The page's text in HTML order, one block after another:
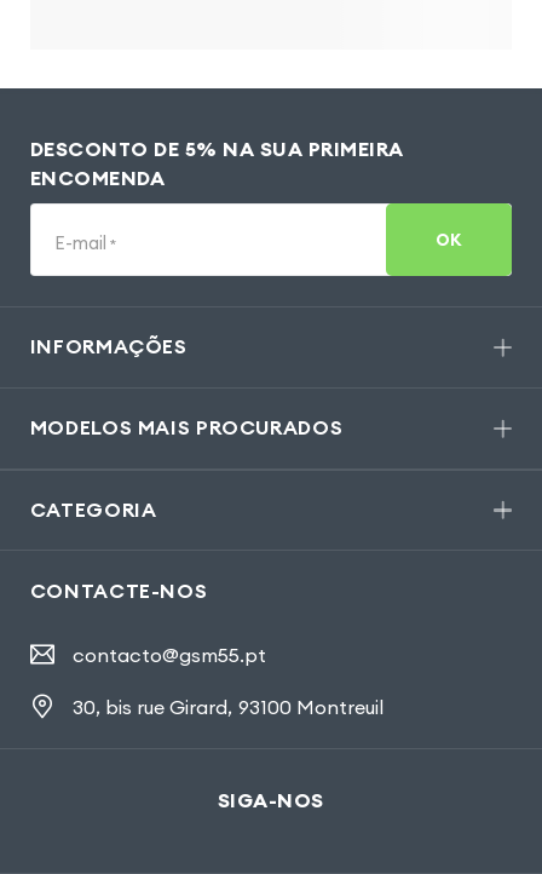
DESCONTO DE 5% NA SUA PRIMEIRA
ENCOMENDA
E-mail * OK
INFORMAÇÕES
MODELOS MAIS PROCURADOS
CATEGORIA
CONTACTE-NOS
contacto@gsm55.pt
30, bis rue Girard, 93100 Montreuil
SIGA-NOS